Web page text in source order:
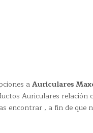
aAuriculares
Auriculares relación
encontrar , a fin de que